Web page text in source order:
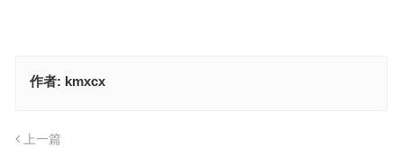
作者: kmxcx
上一篇